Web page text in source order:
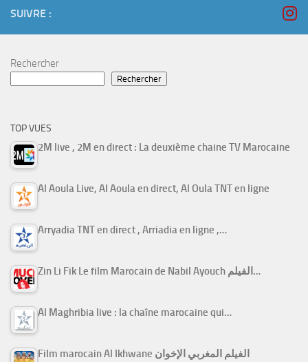
SUIVRE :
Rechercher
Rechercher
TOP VUES
2M live , 2M en direct : La deuxième chaine TV Marocaine
Al Aoula Live, Al Aoula en direct, Al Oula TNT en ligne
Arryadia TNT en direct , Arriadia en ligne ,…
Zin Li Fik Le film Marocain de Nabil Ayouch الفيلم…
Al Maghribia live : la chaîne marocaine qui…
Film marocain Al Ikhwane الفيلم المغربي الإخوان